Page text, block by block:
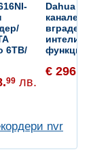
6ТВ/
99 лв.
Dahua
канален
вградени
функции
€ 296.
nvr